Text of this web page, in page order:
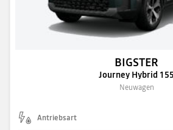
BIGSTER
Journey Hybrid 155
Neuwagen
Antriebsart